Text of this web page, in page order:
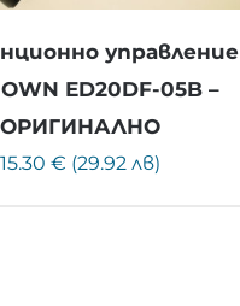
управление
ED20DF-05B –
ОРИГИНАЛНО
15.30 € (29.92 лв)